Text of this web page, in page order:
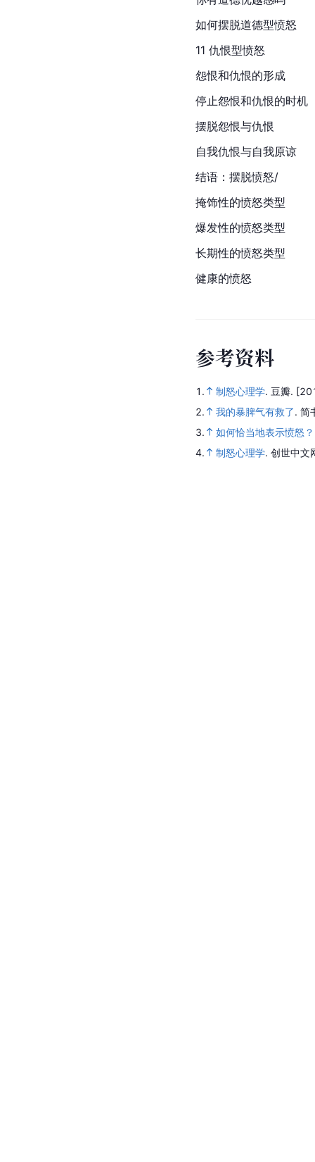
如何摆脱道德型愤怒
11 仇恨型愤怒
怨恨和仇恨的形成
停止怨恨和仇恨的时机
摆脱怨恨与仇恨
自我仇恨与自我原谅
结语：摆脱愤怒/
掩饰性的愤怒类型
爆发性的愤怒类型
长期性的愤怒类型
健康的愤怒
参考资料
1. 制怒心理学. 豆瓣.
2.
我的暴脾气有救了. 简
3.
如何恰当地表示愤怒？
4.
制怒心理学. 创世中文